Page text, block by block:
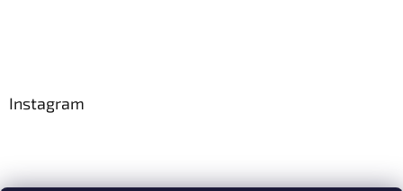
Instagram